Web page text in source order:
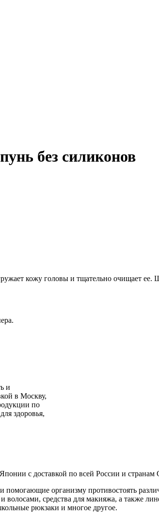
без силиконов
кожу головы и тщательно очищает
и
в Москву,
по
здоровья,
с доставкой по всей России и
организму противостоять
волосами, средства для макияжа, а также
рюкзаки и многое другое.